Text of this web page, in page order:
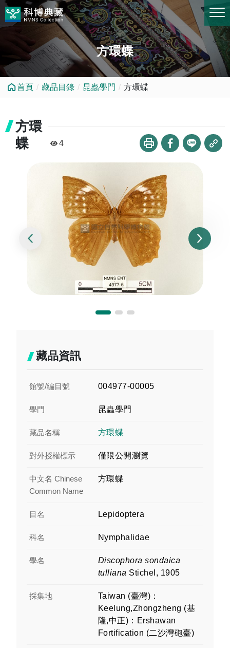
跳到中央內容區塊
方環蝶
首頁 藏品目錄 昆蟲學門 方環蝶
方環
蝶
4
藏品資訊
館號/編目號 004977-00005
學門 昆蟲學門
藏品名稱 方環蝶
對外授權標示 僅限公開瀏覽
中文名 Chinese
Common Name
方環蝶
目名 Lepidoptera
科名 Nymphalidae
學名
Discophora sondaica
tulliana Stichel, 1905
採集地
Taiwan (臺灣)：
Keelung,Zhongzheng (基
隆,中正)：Ershawan
Fortification (二沙灣砲臺)